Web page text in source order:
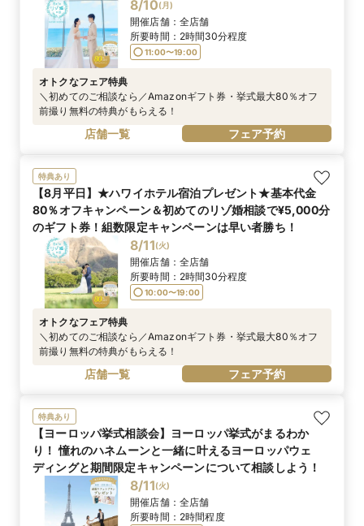
8/10(月)
開催店舗： 全店舗
所要時間： 2時間30分程度
11:00〜19:00
オトクなフェア特典
＼初めてのご相談なら／Amazonギフト券・挙式最大80％オフ
前撮り無料の特典がもらえる！
店舗一覧 フェア予約
特典あり
【8月平日】★ハワイホテル宿泊プレゼント★基本代金
80％オフキャンペーン＆初めてのリゾ婚相談で¥5,000分
のギフト券！組数限定キャンペーンは早い者勝ち！
8/11(火)
開催店舗： 全店舗
所要時間： 2時間30分程度
10:00〜19:00
オトクなフェア特典
＼初めてのご相談なら／Amazonギフト券・挙式最大80％オフ
前撮り無料の特典がもらえる！
店舗一覧 フェア予約
特典あり
【ヨーロッパ挙式相談会】ヨーロッパ挙式がまるわか
り！ 憧れのハネムーンと一緒に叶えるヨーロッパウェ
ディングと期間限定キャンペーンについて相談しよう！
8/11(火)
開催店舗： 全店舗
所要時間： 2時間程度